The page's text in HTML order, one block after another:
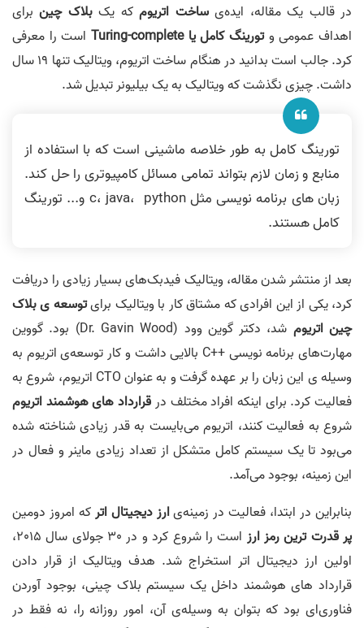
در قالب یک مقاله، ایده‌یساخت اتریومکه یکبلاک چینبرای
اهداف عمومی وتورینگ کامل یا Turing-complete
است را معرفی
کرد. جالب است بدانید در هنگام ساخت اتریوم، ویتالیک تنها 19 سال
داشت. چیزی نگذشت که ویتالیک به یک بیلیونر تبدیل شد.
تورینگ کامل به طور خلاصه ماشینی است که با استفاده از
منابع و زمان لازم بتواند تمامی مسائل کامپیوتری را حل کند.
زبان های برنامه نویسی مثل c، java، python و... تورینگ
کامل هستند.
بعد از منتشر شدن مقاله، ویتالیک فیدبک‌های بسیار زیادی را دریافت
کرد، یکی از این افرادی که مشتاق کار با ویتالیک برایتوسعه ی بلاک
چین اتریوم
شد، دکتر گوین وود (Dr. Gavin Wood) بود. گووین
مهارت‌های برنامه نویسی ++C بالایی داشت و کار توسعه‌ی اتریوم به
وسیله ی این زبان را بر عهده گرفت و به عنوان CTO اتریوم، شروع به
فعالیت کرد. برای اینکه افراد مختلف در قرارداد های هوشمند اتریوم
شروع به فعالیت کنند، اتریوم می‌بایست به قدر زیادی شناخته شده
می‌بود تا یک سیستم کامل متشکل از تعداد زیادی ماینر و فعال در
این زمینه، بوجود می‌آمد.
بنابراین در ابتدا، فعالیت در زمینه‌یارز دیجیتال اترکه امروز دومین
پر قدرت ترین رمز ارز
است را شروع کرد و در 30 جولای سال 2015،
اولین ارز دیجیتال اتر استخراج شد. هدف ویتالیک از قرار دادن
قرارداد های هوشمند داخل یک سیستم بلاک چینی، بوجود آوردن
فناوری‌ای بود که بتوان به وسیله‌ی آن، امور روزانه را، نه فقط در